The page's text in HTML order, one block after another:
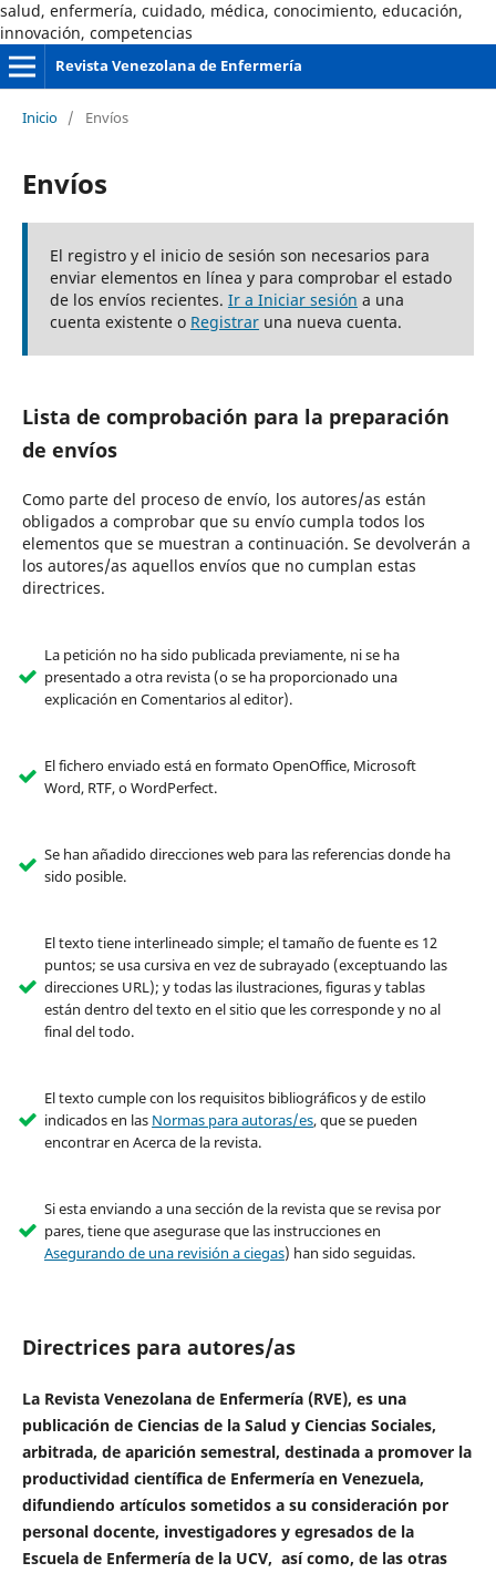
salud, enfermería, cuidado, médica, conocimiento, educación,
innovación, competencias
Revista Venezolana de Enfermería
Inicio / Envíos
Envíos
El registro y el inicio de sesión son necesarios para
enviar elementos en línea y para comprobar el estado
de los envíos recientes. Ir a Iniciar sesión a una
cuenta existente o Registraruna nueva cuenta.
Lista de comprobación para la preparación
de envíos
Como parte del proceso de envío, los autores/as están
obligados a comprobar que su envío cumpla todos los
elementos que se muestran a continuación. Se devolverán a
los autores/as aquellos envíos que no cumplan estas
directrices.
La petición no ha sido publicada previamente, ni se ha
presentado a otra revista (o se ha proporcionado una
explicación en Comentarios al editor).
El fichero enviado está en formato OpenOffice, Microsoft
Word, RTF, o WordPerfect.
Se han añadido direcciones web para las referencias donde ha
sido posible.
El texto tiene interlineado simple; el tamaño de fuente es 12
puntos; se usa cursiva en vez de subrayado (exceptuando las
direcciones URL); y todas las ilustraciones, figuras y tablas
están dentro del texto en el sitio que les corresponde y no al
final del todo.
El texto cumple con los requisitos bibliográficos y de estilo
indicados en las Normas para autoras/es, que se pueden
encontrar en Acerca de la revista.
Si esta enviando a una sección de la revista que se revisa por
pares, tiene que asegurase que las instrucciones en
Asegurando de una revisión a ciegas) han sido seguidas.
Directrices para autores/as
La Revista Venezolana de Enfermería (RVE), es una
publicación de Ciencias de la Salud y Ciencias Sociales,
arbitrada, de aparición semestral, destinada a promover la
productividad científica de Enfermería en Venezuela,
difundiendo artículos sometidos a su consideración por
personal docente, investigadores y egresados de la
Escuela de Enfermería de la UCV, así como, de las otras